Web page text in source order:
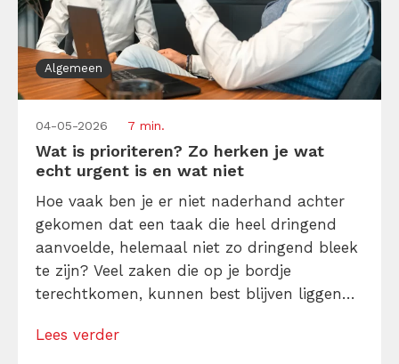
Algemeen
04-05-2026 7 min.
Wat is prioriteren? Zo herken je wat
echt urgent is en wat niet
Hoe vaak ben je er niet naderhand achter
gekomen dat een taak die heel dringend
aanvoelde, helemaal niet zo dringend bleek
te zijn? Veel zaken die op je bordje
terechtkomen, kunnen best blijven liggen
vaak ook een halve dag, een hele dag of
Lees verder